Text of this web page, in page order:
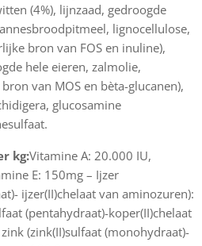
(4%), lijnzaad, gedroogde
lignocellulose,
bron van FOS en inuline),
hele eieren, zalmolie,
van MOS en bèta-glucanen),
glucosamine
kg:Vitamine A: 20.000 IU,
E: 150mg – Ijzer
ijzer(II)chelaat van aminozuren):
(pentahydraat)-koper(II)chelaat
(zink(II)sulfaat (monohydraat)-